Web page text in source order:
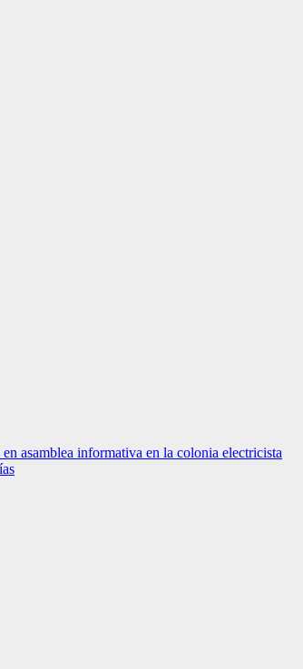
asamblea informativa en la colonia electricista